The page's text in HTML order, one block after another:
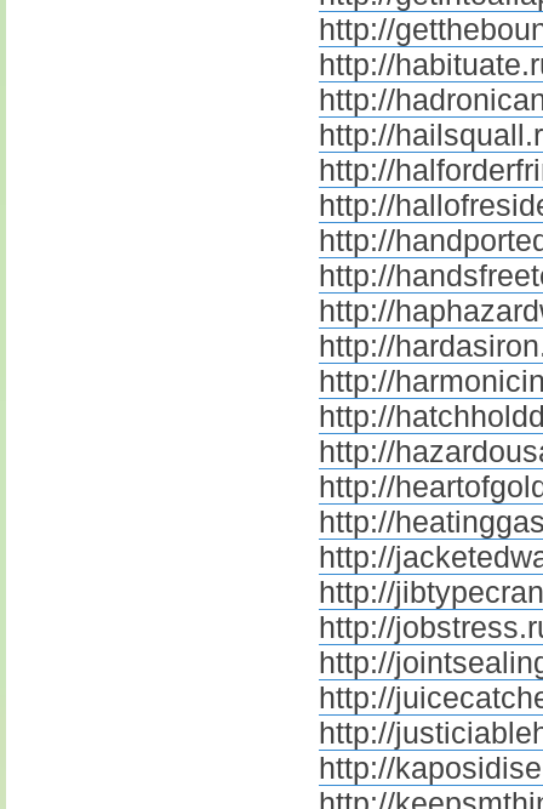
http://
http://
http://
http://
http://
http://
http://
http://
http://
http://
http://
http://
http://
http://
http://
http://
http://
http://
http://
http://
http://
http://